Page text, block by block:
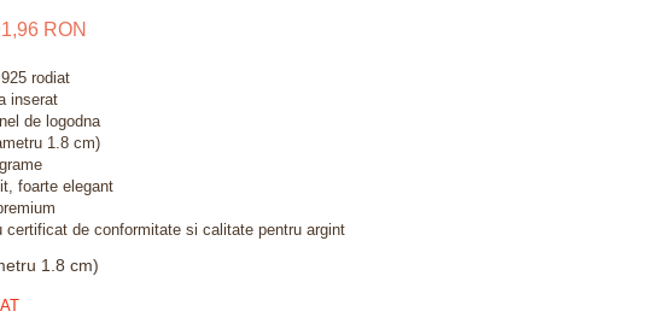
RON
rodiat
inserat
de logodna
1.8 cm)
foarte elegant
certificat de conformitate si calitate pentru argint
1.8 cm)